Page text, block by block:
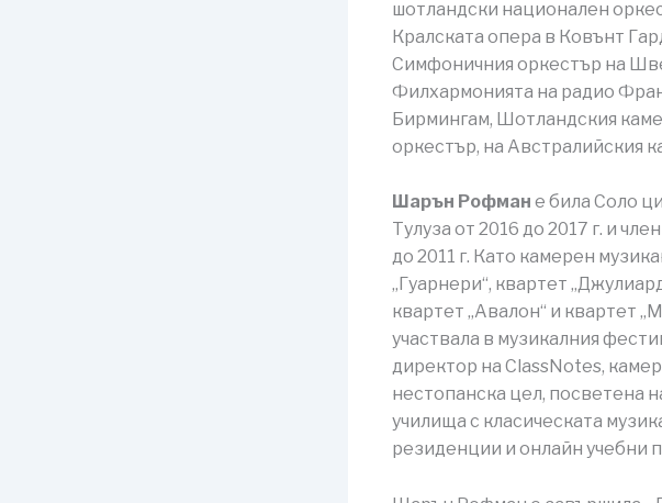
шотландски национален
Кралската опера в Ковънт
Симфоничния оркестър на
Филхармонията на радио
Бирмингам, Шотландския
оркестър, на Австралийския
Шарън Рофман е била Соло
Тулуза от 2016 до 2017 г. и
до 2011 г. Като камерен
„Гуарнери“, квартет
квартет „Авалон“ и квартет
участвала в музикалния
директор на ClassNotes,
нестопанска цел, посветена
училища с класическата
резиденции и онлайн учебни